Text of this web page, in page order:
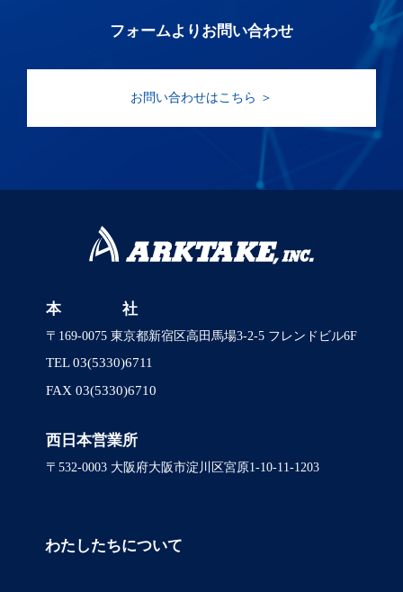
フォームよりお問い合わせ
お問い合わせはこちら ＞
本 社
〒169-0075 東京都新宿区高田馬場3-2-5 フレンドビル6F
TEL 03(5330)6711
FAX 03(5330)6710
西日本営業所
〒532-0003 大阪府大阪市淀川区宮原1-10-11-1203
わたしたちについて